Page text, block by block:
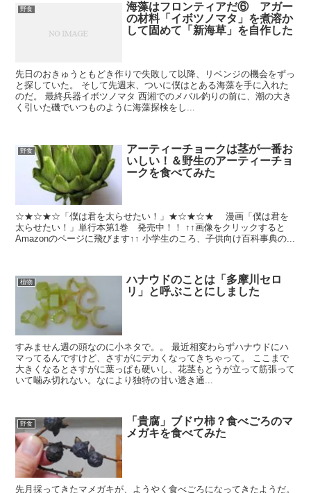
野食
海藻はフロンティアだ⑥ アガー
の材料「イボツノマタ」を煮溶か
して固めて「新海草」を自作した
先日のおきゅうともどき作りで失敗して以降、リベンジの機会をずっ
と探していた。 そして先週末、ついに僕はとある海藻を手に入れた
のだ。 最終兵器イボツノマタ 西湘でのメバル釣りの前に、潮の大き
く引いた磯でいつものように海藻探検をし...
野食
アーティーチョークは茎が一番お
いしい！＆野生のアーティーチョ
ークを食べてみた
☆★☆★☆「僕は君を太らせたい！」★☆★☆★ 漫画「僕は君を
太らせたい！」単行本第1巻 発売中！！ ↑↑画像をクリックすると
Amazonのページに飛びます↑↑ 小学生のころ、子供向け百科事典の...
植物
ハナウドのことは「多摩川セロ
リ」と呼ぶことにしました
すみません週の頭なのに小ネタで。。 最近相変わらずハナウドにハ
マってるんですけど、さすがにデカくなってきちゃって。 ここまで
大きくなるとさすがに葉っぱも硬いし、花茎もとうが立って筋張って
いて噛み切れない。なにより独特の甘い透き通...
野食
「貴腐」ブドウ柿？食べごろのマ
メガキを食べてみた
先月採ってきたマメガキが、ようやく食べごろになってきたようだ。